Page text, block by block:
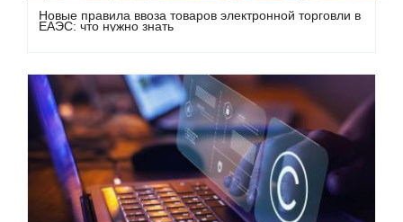
Новые правила ввоза товаров электронной торговли в
ЕАЭС: что нужно знать